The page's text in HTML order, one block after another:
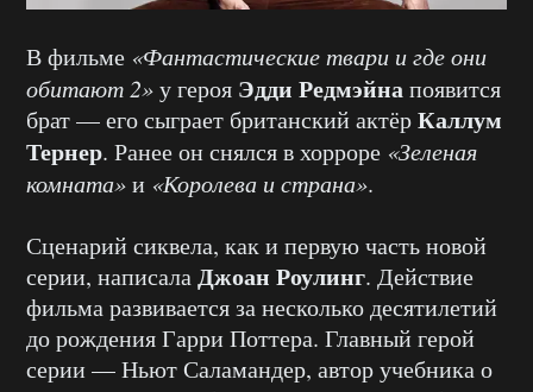
В фильме «Фантастические твари и где они
обитают 2»у героя Эдди Редмэйнапоявится
брат — его сыграет британский актёрКаллум
Тернер. Ранее он снялся в хорроре «Зеленая
комната»и «Королева и страна».
Сценарий сиквела, как и первую часть новой
серии, написалаДжоан Роулинг. Действие
фильма развивается за несколько десятилетий
до рождения Гарри Поттера. Главный герой
серии — Ньют Саламандер, автор учебника о